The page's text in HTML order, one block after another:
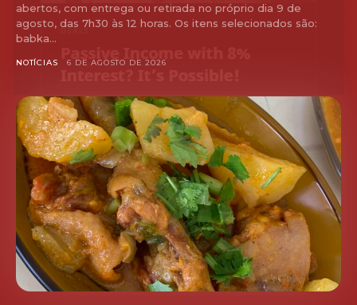
abertos, com entrega ou retirada no próprio dia 9 de
agosto, das 7h30 às 12 horas. Os itens selecionados são:
babka...
NOTÍCIAS 6 DE AGOSTO DE 2026